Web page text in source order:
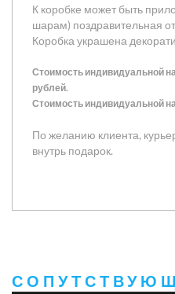
К коробке может быть
шарам) поздравительная
Коробка украшена
Стоимость индивидуальной
рублей.
Стоимость индивидуальной
По желанию клиента,
внутрь подарок.